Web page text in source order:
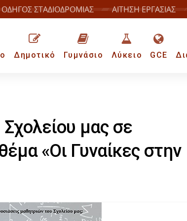
ΟΔΗΓΟΣ ΣΤΑΔΙΟΔΡΟΜΙΑΣ ΑΙΤΗΣΗ ΕΡΓΑΣΙΑΣ
Δημοτικό Γυμνάσιο Λύκειο GCE
μας σε
«Οι Γυναίκες στην